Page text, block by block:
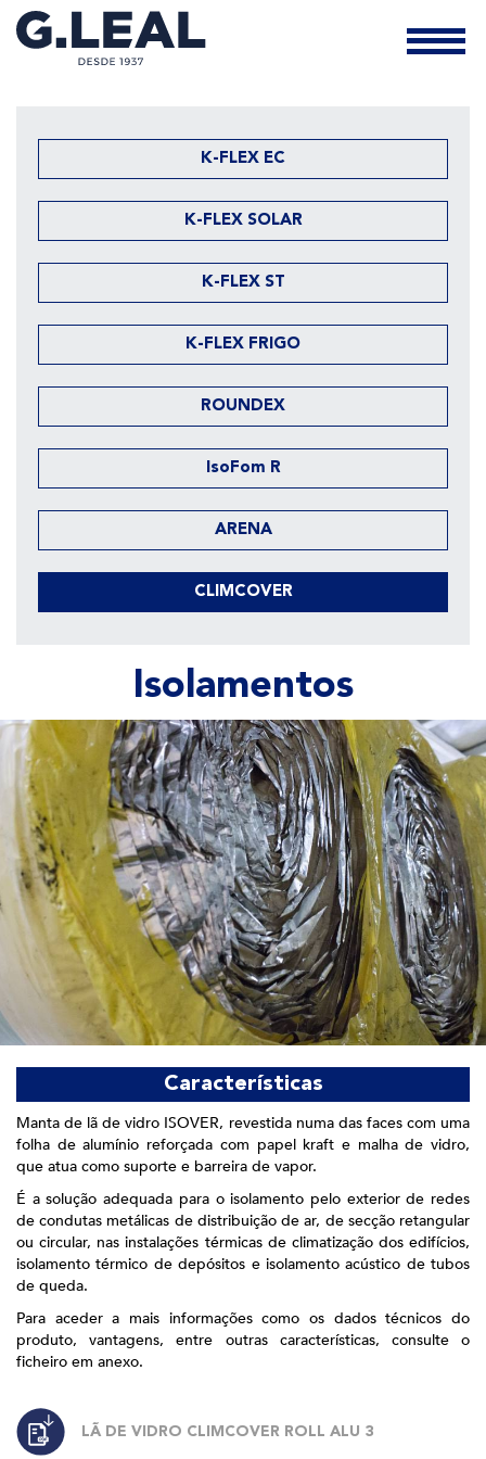
K-FLEX EC
K-FLEX SOLAR
K-FLEX ST
K-FLEX FRIGO
ROUNDEX
IsoFom R
ARENA
CLIMCOVER
Isolamentos
Características
Manta de lã de vidro ISOVER, revestida numa das faces com uma
folha de alumínio reforçada com papel kraft e malha de vidro,
que atua como suporte e barreira de vapor.
É a solução adequada para o isolamento pelo exterior de redes
de condutas metálicas de distribuição de ar, de secção retangular
ou circular, nas instalações térmicas de climatização dos edifícios,
isolamento térmico de depósitos e isolamento acústico de tubos
de queda.
Para aceder a mais informações como os dados técnicos do
produto, vantagens, entre outras características, consulte o
ficheiro em anexo.
LÃ DE VIDRO CLIMCOVER ROLL ALU 3